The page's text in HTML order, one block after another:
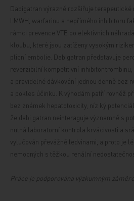
Dabigatran výrazně rozšiřuje terapeutické
LMWH, warfarinu a nepřímého inhibitoru
rámci prevence VTE po elektivních
kloubu, které jsou zatíženy vysokým
plicní embolie. Dabigatran představuje
reverzibilní kompetitivní inhibitor trombinu,
a pravidelné dávkování jednou denně bez
a pokles účinku. K výhodám patří rovněž
bez známek hepatotoxicity, níz ký
že dabi gatran neinteraguje významně s
nutná laboratorní kontrola krvácivosti a
vylučován převážně ledvinami, a proto je
nemocných s těžkou renální
Práce je podporována výzkumným